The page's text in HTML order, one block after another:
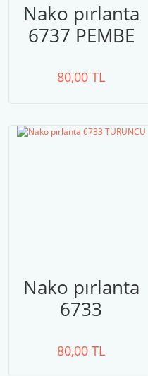
Nako pırlanta
6737 PEMBE
80,00 TL
Nako pırlanta
6733
80,00 TL